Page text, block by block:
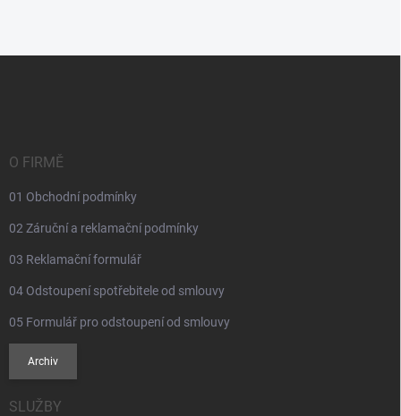
O FIRMĚ
01 Obchodní podmínky
02 Záruční a reklamační podmínky
03 Reklamační formulář
04 Odstoupení spotřebitele od smlouvy
05 Formulář pro odstoupení od smlouvy
Archiv
SLUŽBY